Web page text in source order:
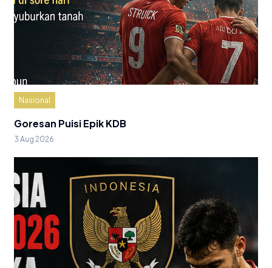
Nasional
Goresan Puisi Epik KDB
3 Aug 2026